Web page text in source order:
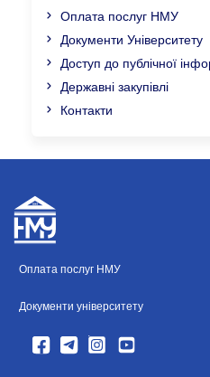
Оплата послуг НМУ
Документи Університету
Доступ до публічної
Державні закупівлі
Контакти
Оплата послуг НМУ
Документи університету